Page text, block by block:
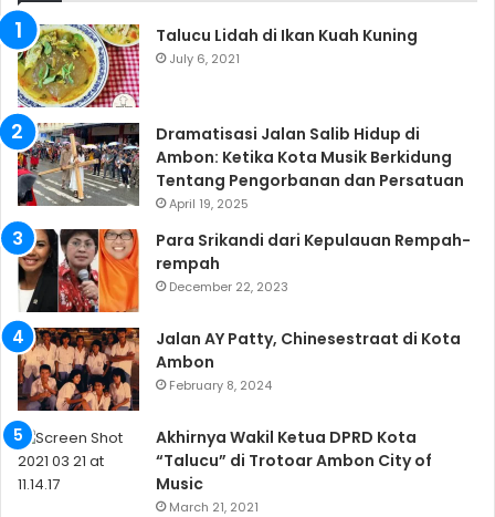
Talucu Lidah di Ikan Kuah Kuning
July 6, 2021
Dramatisasi Jalan Salib Hidup di
Ambon: Ketika Kota Musik Berkidung
Tentang Pengorbanan dan Persatuan
April 19, 2025
Para Srikandi dari Kepulauan Rempah-
rempah
December 22, 2023
Jalan AY Patty, Chinesestraat di Kota
Ambon
February 8, 2024
Akhirnya Wakil Ketua DPRD Kota
“Talucu” di Trotoar Ambon City of
Music
March 21, 2021